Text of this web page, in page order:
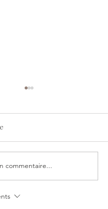
PROTEINES
commentaire...